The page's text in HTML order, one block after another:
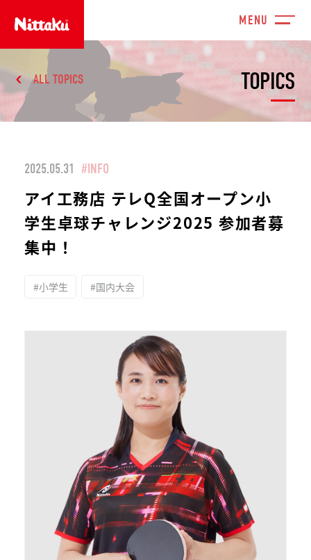
TOPICS
ALL TOPICS
2025.05.31 #INFO
アイ工務店 テレQ全国オープン小
学生卓球チャレンジ2025 参加者募
集中！
#小学生 #国内大会